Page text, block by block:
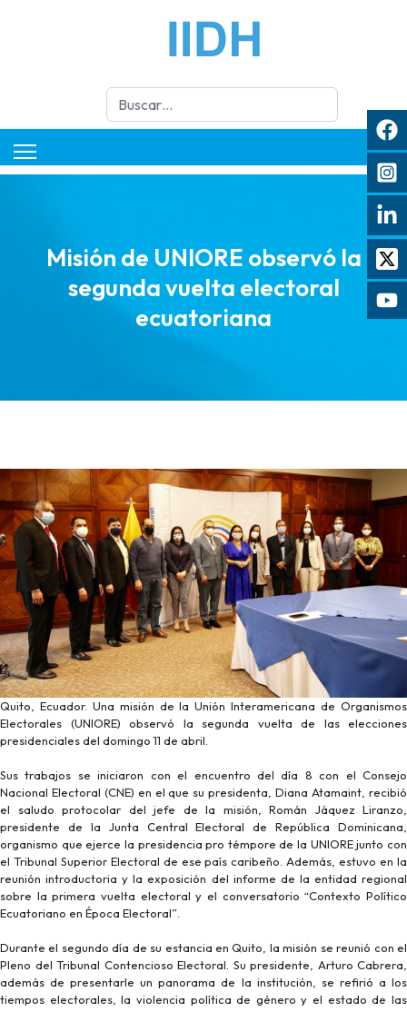
Buscar
Misión de UNIORE observó la
segunda vuelta electoral
ecuatoriana
Quito, Ecuador. Una misión de la Unión Interamericana de Organismos
Electorales (UNIORE) observó la segunda vuelta de las elecciones
presidenciales del domingo 11 de abril.
Sus trabajos se iniciaron con el encuentro del día 8 con el Consejo
Nacional Electoral (CNE) en el que su presidenta, Diana Atamaint, recibió
el saludo protocolar del jefe de la misión, Román Jáquez Liranzo,
presidente de la Junta Central Electoral de República Dominicana,
organismo que ejerce la presidencia pro témpore de la UNIORE junto con
el Tribunal Superior Electoral de ese país caribeño. Además, estuvo en la
reunión introductoria y la exposición del informe de la entidad regional
sobre la primera vuelta electoral y el conversatorio “Contexto Político
Ecuatoriano en Época Electoral”.
Durante el segundo día de su estancia en Quito, la misión se reunió con el
Pleno del Tribunal Contencioso Electoral. Su presidente, Arturo Cabrera,
además de presentarle un panorama de la institución, se refirió a los
tiempos electorales, la violencia política de género y el estado de las